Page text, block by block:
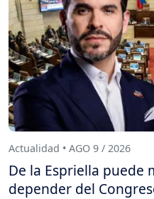
Actualidad • AGO 9 / 2026
De la Espriella puede
depender del